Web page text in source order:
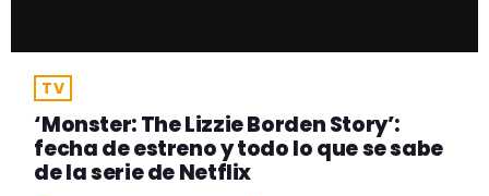
TV
‘Monster: The Lizzie Borden Story’:
fecha de estreno y todo lo que se sabe
de la serie de Netflix